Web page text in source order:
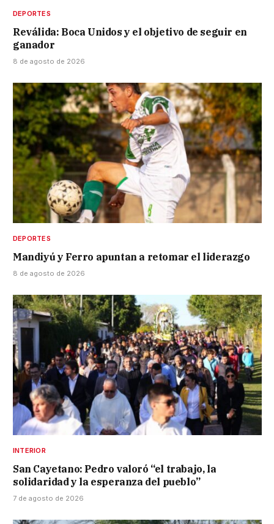
DEPORTES
Reválida: Boca Unidos y el objetivo de seguir en
ganador
8 de agosto de 2026
DEPORTES
Mandiyú y Ferro apuntan a retomar el liderazgo
8 de agosto de 2026
INTERIOR
San Cayetano: Pedro valoró “el trabajo, la
solidaridad y la esperanza del pueblo”
7 de agosto de 2026